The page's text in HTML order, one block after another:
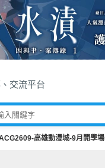
交流平台
高雄動漫城-9月開學場